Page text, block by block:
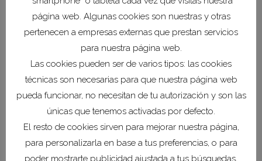
impulsar la economía
COEC y el Puerto de
Cartagena refuerzan
impulsar las
infraestructuras de la
Comarca
página web. Algunas cookies son nuestras y otras
pertenecen a empresas externas que prestan servicios
para nuestra página web.
Las cookies pueden ser de varios tipos: las cookies
técnicas son necesarias para que nuestra página web
pueda funcionar, no necesitan de tu autorización y son las
únicas que tenemos activadas por defecto.
El resto de cookies sirven para mejorar nuestra página,
para personalizarla en base a tus preferencias, o para
poder mostrarte publicidad ajustada a tus búsquedas,